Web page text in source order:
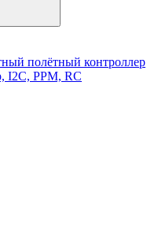
полётный контроллер
I2C, PPM, RC